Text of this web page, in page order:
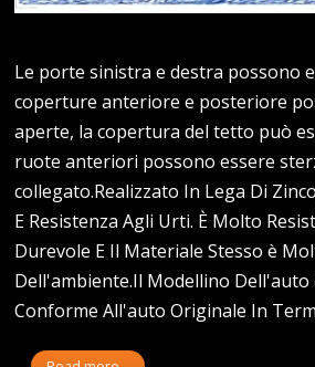
Le porte sinistra e destra possono
coperture anteriore e posteriore
aperte, la copertura del tetto può
ruote anteriori possono essere
collegato.Realizzato In Lega Di
E Resistenza Agli Urti. È Molto
Durevole E Il Materiale Stesso è
Dell'ambiente.Il Modellino Dell'auto
Conforme All'auto Originale In